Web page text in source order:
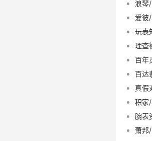
浪琴
爱彼
玩表
理查
百年
百达
真假
积家
腕表
萧邦